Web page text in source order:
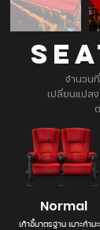
จำนวน
เปลี่ยนแปล
Normal
เก้าอี้มาตรฐาน เบาะกำม